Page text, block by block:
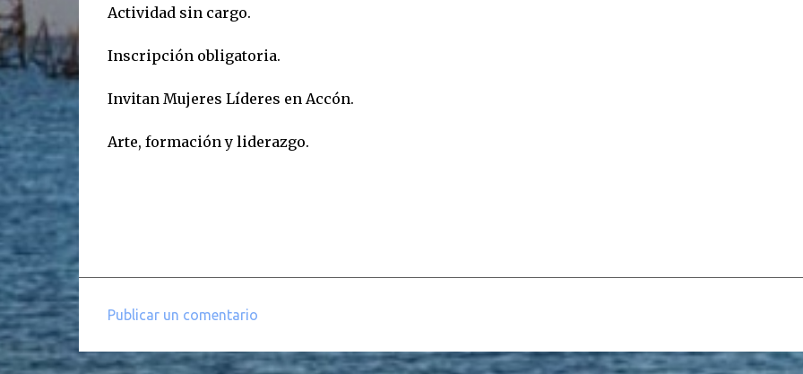
Actividad sin cargo.
Inscripción obligatoria.
Invitan Mujeres Líderes en Accón.
Arte, formación y liderazgo.
o
Publicar un comentario